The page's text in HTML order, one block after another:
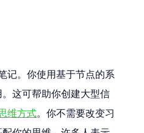
记。你使用基于节点的系
这可帮助你创建大型信
维方式。你不需要改变习